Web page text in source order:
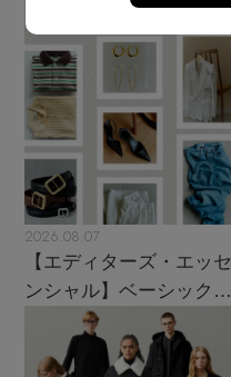
2026.08.07
【エディターズ・エッセ
ンシャル】ベーシックと
トレンドが交差する16の